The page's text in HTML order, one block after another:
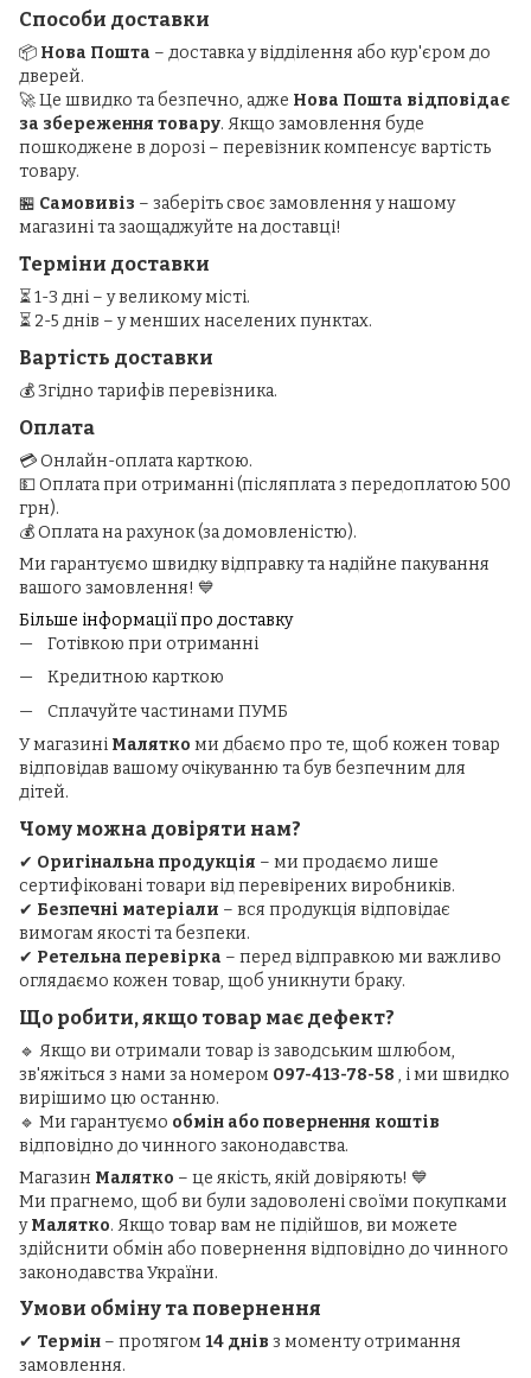
Способи доставки
📦 Нова Пошта – доставка у відділення або кур'єром до
дверей.
🚀 Це швидко та безпечно, адже Нова Пошта відповідає
за збереження товару. Якщо замовлення буде
пошкоджене в дорозі – перевізник компенсує вартість
товару.
🏪 Самовивіз – заберіть своє замовлення у нашому
магазині та заощаджуйте на доставці!
Терміни доставки
⏳ 1-3 дні – у великому місті.
⏳ 2-5 днів – у менших населених пунктах.
Вартість доставки
💰 Згідно тарифів перевізника.
Оплата
💳 Онлайн-оплата карткою.
💵 Оплата при отриманні (післяплата з передоплатою 500
грн).
💰 Оплата на рахунок (за домовленістю).
Ми гарантуємо швидку відправку та надійне пакування
вашого замовлення! 💙
Більше інформації про доставку
Готівкою при отриманні
Кредитною карткою
Сплачуйте частинами ПУМБ
У магазині Малятко ми дбаємо про те, щоб кожен товар
відповідав вашому очікуванню та був безпечним для
дітей.
Чому можна довіряти нам?
✔ Оригінальна продукція – ми продаємо лише
сертифіковані товари від перевірених виробників.
✔ Безпечні матеріали – вся продукція відповідає
вимогам якості та безпеки.
✔ Ретельна перевірка – перед відправкою ми важливо
оглядаємо кожен товар, щоб уникнути браку.
Що робити, якщо товар має дефект?
🔹 Якщо ви отримали товар із заводським шлюбом,
зв'яжіться з нами за номером 097-413-78-58 , і ми швидко
вирішимо цю останню.
🔹 Ми гарантуємо обмін або повернення коштів
відповідно до чинного законодавства.
Магазин Малятко – це якість, якій довіряють! 💙
Ми прагнемо, щоб ви були задоволені своїми покупками
уМалятко. Якщо товар вам не підійшов, ви можете
здійснити обмін або повернення відповідно до чинного
законодавства України.
Умови обміну та повернення
✔ Термін – протягом 14 днів з моменту отримання
замовлення.